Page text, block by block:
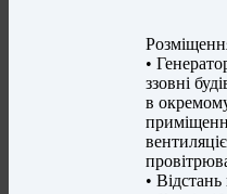
•
ззовні
в
•